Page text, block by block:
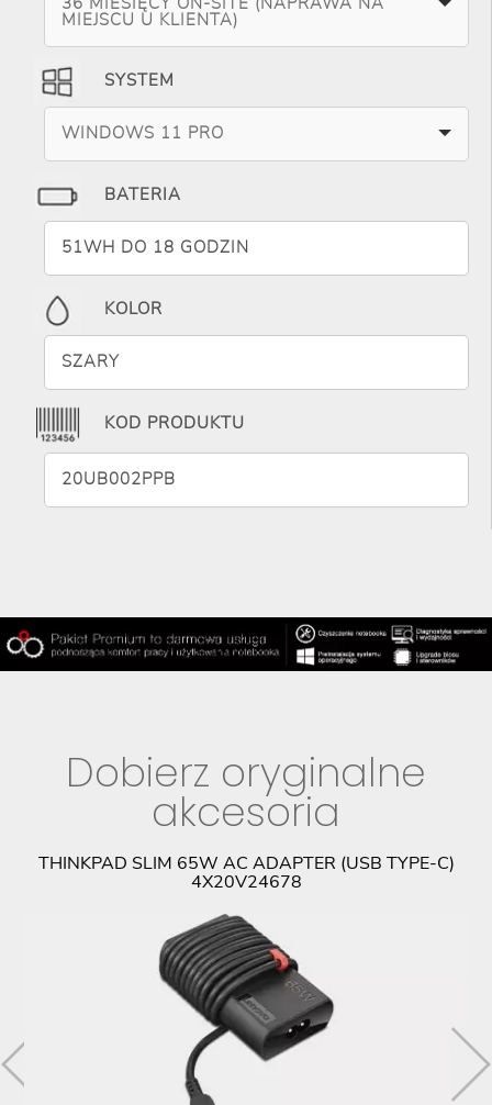
MIEJSCU U KLIENTA)
SYSTEM
WINDOWS 11 PRO
BATERIA
51WH DO 18 GODZIN
KOLOR
SZARY
KOD PRODUKTU
20UB002PPB
Dobierz oryginalne
akcesoria
THINKPAD SLIM 65W AC ADAPTER (USB TYPE-C)
4X20V24678